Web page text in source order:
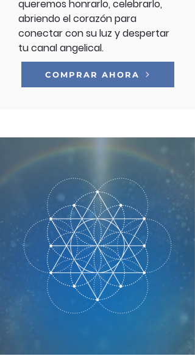
queremos honrarlo, celebrarlo,
abriendo el corazón para
conectar con su luz y despertar
tu canal angelical.
COMPRAR AHORA